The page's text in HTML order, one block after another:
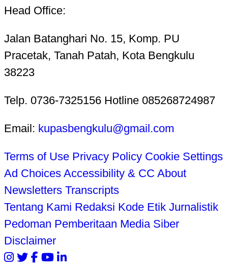
Head Office:
Jalan Batanghari No. 15, Komp. PU
Pracetak, Tanah Patah, Kota Bengkulu
38223
Telp. 0736-7325156 Hotline 085268724987
Email: kupasbengkulu@gmail.com
Terms of Use Privacy Policy Cookie Settings
Ad Choices Accessibility & CC About
Newsletters Transcripts
Tentang Kami Redaksi Kode Etik Jurnalistik
Pedoman Pemberitaan Media Siber
Disclaimer